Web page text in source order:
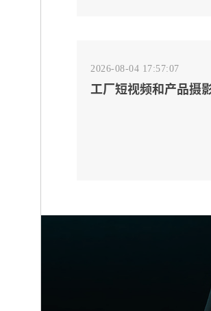
2026-08-04 17:57:07
工厂短视频和产品摄
宁波制造业网站建设